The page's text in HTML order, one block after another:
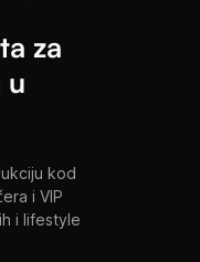
za
u
kod
i VIP
i lifestyle